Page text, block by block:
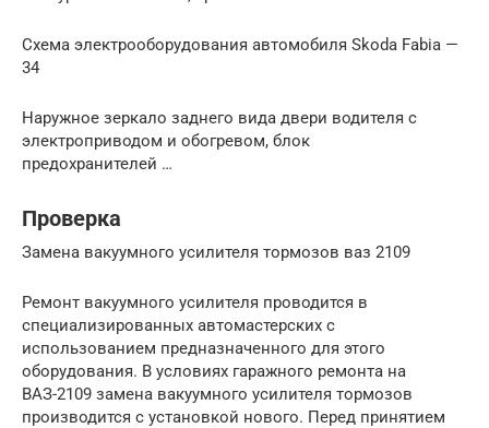
Cхема электрооборудования автомобиля Skoda Fabia —
34
Наружное зеркало заднего вида двери водителя с
электроприводом и обогревом, блок
предохранителей …
Проверка
Замена вакуумного усилителя тормозов ваз 2109
Ремонт вакуумного усилителя проводится в
специализированных автомастерских с
использованием предназначенного для этого
оборудования. В условиях гаражного ремонта на
ВАЗ-2109 замена вакуумного усилителя тормозов
производится с установкой нового. Перед принятием